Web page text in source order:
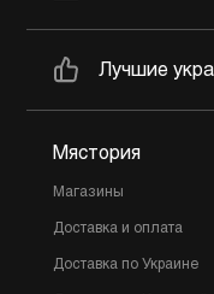
Лучшие
Мястория
Магазины
Доставка и оплата
Доставка по Украине